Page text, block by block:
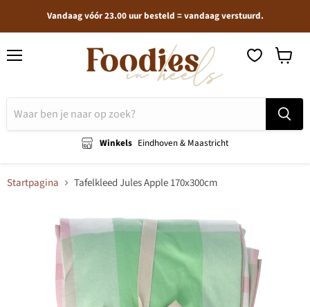
Vandaag vóór 23.00 uur besteld = vandaag verstuurd.
Winkels Eindhoven & Maastricht
Startpagina Tafelkleed Jules Apple 170x300cm